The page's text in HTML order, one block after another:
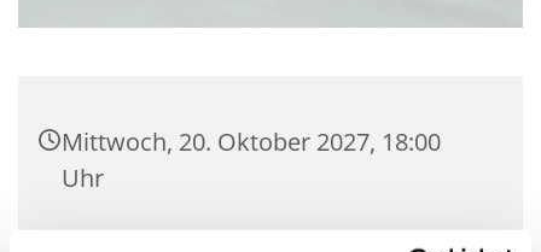
Mittwoch, 20. Oktober 2027, 18:00
Uhr